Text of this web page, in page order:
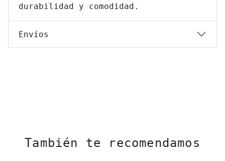
durabilidad y comodidad.
Envíos
También te recomendamos